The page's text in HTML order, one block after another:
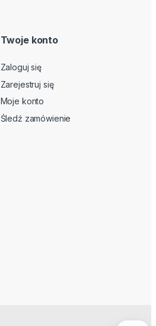
Twoje konto
Zaloguj się
Zarejestruj się
Moje konto
Śledź zamówienie